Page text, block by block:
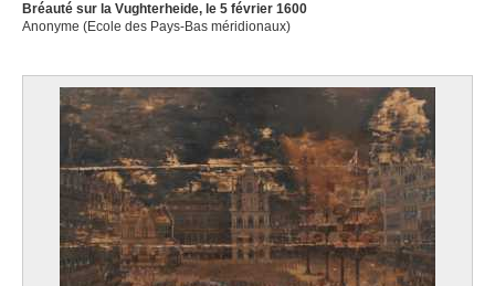
Bréauté sur la Vughterheide, le 5 février 1600
Anonyme (Ecole des Pays-Bas méridionaux)